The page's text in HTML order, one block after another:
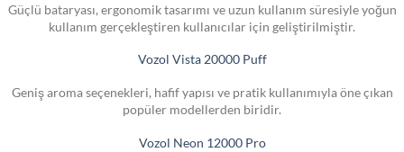
Güçlü bataryası, ergonomik tasarımı ve uzun kullanım süresiyle yoğun
kullanım gerçekleştiren kullanıcılar için geliştirilmiştir.
Vozol Vista 20000 Puff
Geniş aroma seçenekleri, hafif yapısı ve pratik kullanımıyla öne çıkan
popüler modellerden biridir.
Vozol Neon 12000 Pro